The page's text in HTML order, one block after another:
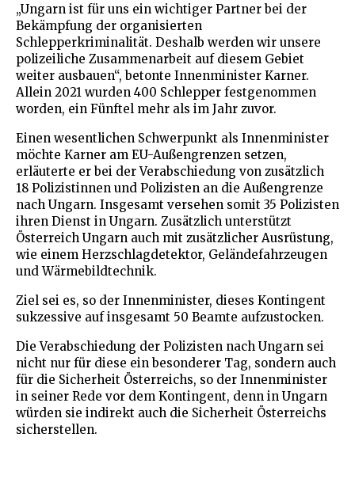
„Ungarn ist für uns ein wichtiger Partner bei der
Bekämpfung der organisierten
Schlepperkriminalität. Deshalb werden wir unsere
polizeiliche Zusammenarbeit auf diesem Gebiet
weiter ausbauen“, betonte Innenminister Karner.
Allein 2021 wurden 400 Schlepper festgenommen
worden, ein Fünftel mehr als im Jahr zuvor.
Einen wesentlichen Schwerpunkt als Innenminister
möchte Karner am EU-Außengrenzen setzen,
erläuterte er bei der Verabschiedung von zusätzlich
18 Polizistinnen und Polizisten an die Außengrenze
nach Ungarn. Insgesamt versehen somit 35 Polizisten
ihren Dienst in Ungarn. Zusätzlich unterstützt
Österreich Ungarn auch mit zusätzlicher Ausrüstung,
wie einem Herzschlagdetektor, Geländefahrzeugen
und Wärmebildtechnik.
Ziel sei es, so der Innenminister, dieses Kontingent
sukzessive auf insgesamt 50 Beamte aufzustocken.
Die Verabschiedung der Polizisten nach Ungarn sei
nicht nur für diese ein besonderer Tag, sondern auch
für die Sicherheit Österreichs, so der Innenminister
in seiner Rede vor dem Kontingent, denn in Ungarn
würden sie indirekt auch die Sicherheit Österreichs
sicherstellen.